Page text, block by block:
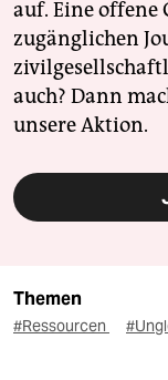
auf. Eine offene
zugänglichen
auch? Dann
unsere Aktion.
Themen
#Ressourcen